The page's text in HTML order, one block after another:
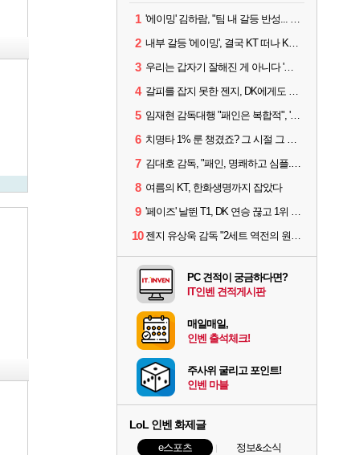
1 '에이밍' 김하람, "팀 내 갈등 반성... 끝까지 뛰고 싶었다"
2 내부 갈등 '에이밍', 결국 KT 떠나 KRX로...'지우'와 트레이드
3 우리는 갑자기 잘해진 게 아니다 '씨맥' 김대호 감독의 자신감
4 갈피를 잡지 못한 젠지, DK에게도 0:2 패배
5 임재현 감독대행 "패인은 복합적", '도란' "팀에 과부하 왔다"
6 치명타 1% 룬 챙겼죠? 그 시절 그 감성 '롤 클래식' 30일 출시
7 김대호 감독, "패인, 명쾌하고 심플...다시 힘낼 수 있어"
8 여름의 KT, 한화생명까지 잡았다
9 '페이즈' 날뛴 T1, DK 연승 끊고 1위 지켜
10 젠지 유상욱 감독 "2세트 역전의 원인...너무 급했다"
PC 견적이 궁금하다면?
IT인벤 견적게시판
매일매일,
인벤 출석체크!
주사위 굴리고 포인트!
인벤 마블
LoL 인벤 화제글
e스포츠 정보&소식